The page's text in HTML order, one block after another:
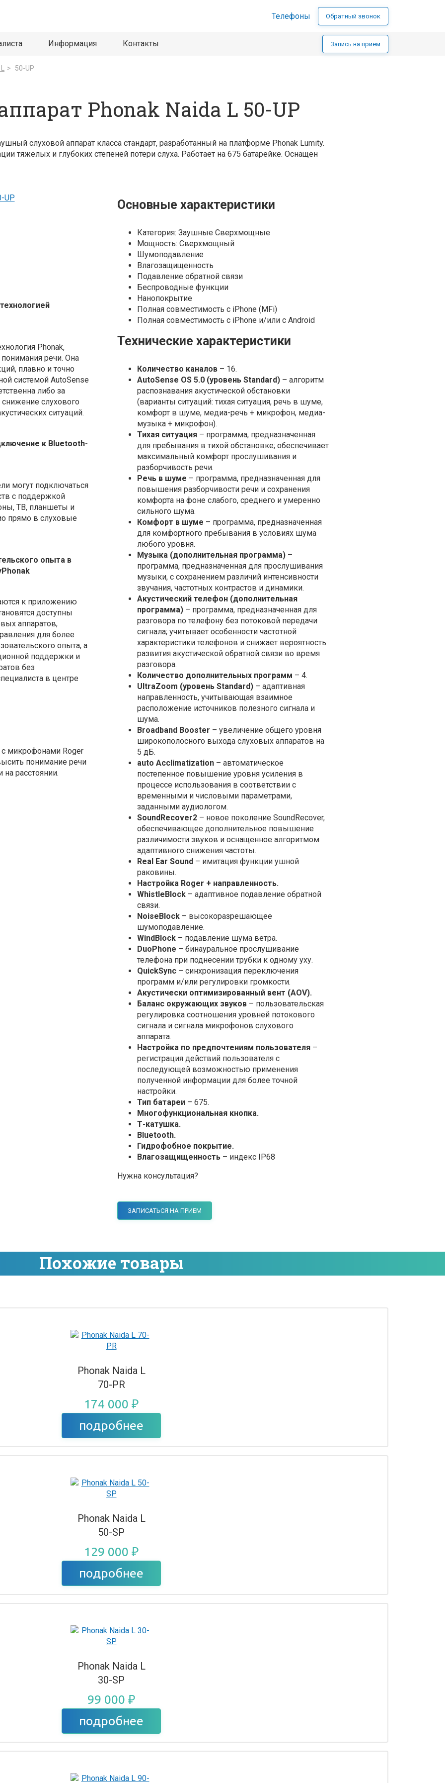
Телефоны Обратный звонок
Информация Контакты Запись на прием
> 50-UP
Phonak Naida L 50-UP
слуховой аппарат класса стандарт, разработанный на платформе Phonak Lumity.
тяжелых и глубоких степеней потери слуха. Работает на 675 батарейке. Оснащен
Phonak,
речи. Она
плавно и точно
системой AutoSense
либо за
снижение слухового
ситуаций.
к Bluetooth-
могут подключаться
с поддержкой
ТВ, планшеты и
прямо в слуховые
опыта в
к приложению
доступны
аппаратов,
для более
опыта, а
поддержки и
без
в центре
с микрофонами Roger
понимание речи
расстоянии.
Основные характеристики
Категория: Заушные Сверхмощные
Мощность: Сверхмощный
Шумоподавление
Влагозащищенность
Подавление обратной связи
Беспроводные функции
Нанопокрытие
Полная совместимость с iPhone (MFi)
Полная совместимость с iPhone и/или с Android
Технические характеристики
Количество каналов – 16.
AutoSense OS 5.0 (уровень Standard) – алгоритм
распознавания акустической обстановки
(варианты ситуаций: тихая ситуация, речь в шуме,
комфорт в шуме, медиа-речь + микрофон, медиа-
музыка + микрофон).
Тихая ситуация – программа, предназначенная
для пребывания в тихой обстановке; обеспечивает
максимальный комфорт прослушивания и
разборчивость речи.
Речь в шуме – программа, предназначенная для
повышения разборчивости речи и сохранения
комфорта на фоне слабого, среднего и умеренно
сильного шума.
Комфорт в шуме – программа, предназначенная
для комфортного пребывания в условиях шума
любого уровня.
Музыка (дополнительная программа) –
программа, предназначенная для прослушивания
музыки, с сохранением различий интенсивности
звучания, частотных контрастов и динамики.
Акустический телефон (дополнительная
программа) – программа, предназначенная для
разговора по телефону без потоковой передачи
сигнала; учитывает особенности частотной
характеристики телефонов и снижает вероятность
развития акустической обратной связи во время
разговора.
Количество дополнительных программ – 4.
UltraZoom (уровень Standard) – адаптивная
направленность, учитывающая взаимное
расположение источников полезного сигнала и
шума.
Broadband Booster – увеличение общего уровня
широкополосного выхода слуховых аппаратов на
5 дБ.
auto Acclimatization – автоматическое
постепенное повышение уровня усиления в
процессе использования в соответствии с
временными и числовыми параметрами,
заданными аудиологом.
SoundRecover2 – новое поколение SoundRecover,
обеспечивающее дополнительное повышение
различимости звуков и оснащенное алгоритмом
адаптивного снижения частоты.
Real Ear Sound – имитация функции ушной
раковины.
Настройка Roger + направленность.
WhistleBlock – адаптивное подавление обратной
связи.
NoiseBlock – высокоразрешающее
шумоподавление.
WindBlock – подавление шума ветра.
DuoPhone – бинауральное прослушивание
телефона при поднесении трубки к одному уху.
QuickSync – синхронизация переключения
программ и/или регулировки громкости.
Акустически оптимизированный вент (AOV).
Баланс окружающих звуков – пользовательская
регулировка соотношения уровней потокового
сигнала и сигнала микрофонов слухового
аппарата.
Настройка по предпочтениям пользователя –
регистрация действий пользователя с
последующей возможностью применения
полученной информации для более точной
настройки.
Тип батареи – 675.
Многофункциональная кнопка.
Т-катушка.
Bluetooth.
Гидрофобное покрытие.
Влагозащищенность – индекс IP68
Нужна консультация?
ЗАПИСАТЬСЯ НА ПРИЕМ
Похожие товары
Phonak Naida L
70-PR
174 000 ₽
подробнее
Phonak Naida L
50-SP
129 000 ₽
подробнее
Phonak Naida L
30-SP
99 000 ₽
подробнее